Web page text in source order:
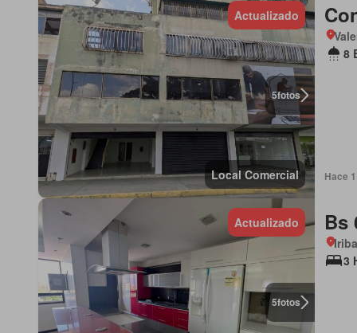
5fotos
Actualizado
Local Comercial
8
Hace
5fotos
Actualizado Bs
3